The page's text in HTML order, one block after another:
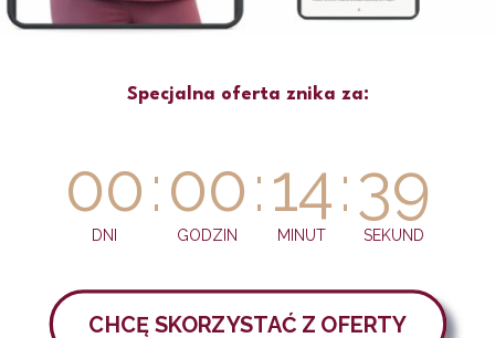
Specjalna oferta znika za:
00
DNI
:00
GODZIN
:14
MINUT
:39
SEKUND
CHCĘ SKORZYSTAĆ Z OFERTY